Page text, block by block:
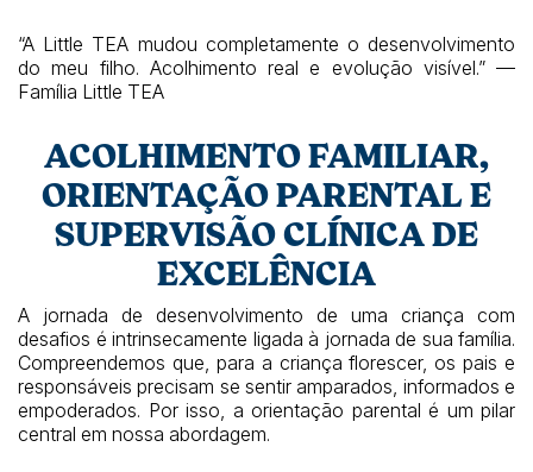
“A Little TEA mudou completamente o desenvolvimento
do meu filho. Acolhimento real e evolução visível.” —
Família Little TEA
ACOLHIMENTO FAMILIAR,
ORIENTAÇÃO PARENTAL E
SUPERVISÃO CLÍNICA DE
EXCELÊNCIA
A jornada de desenvolvimento de uma criança com
desafios é intrinsecamente ligada à jornada de sua família.
Compreendemos que, para a criança florescer, os pais e
responsáveis precisam se sentir amparados, informados e
empoderados. Por isso, a orientação parental é um pilar
central em nossa abordagem.